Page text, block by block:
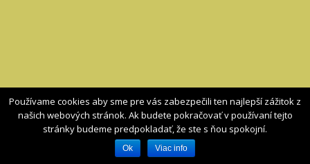
Používame cookies aby sme pre vás zabezpečili ten najlepší zážitok z
našich webových stránok. Ak budete pokračovať v používaní tejto
stránky budeme predpokladať, že ste s ňou spokojní.
Ok Viac info